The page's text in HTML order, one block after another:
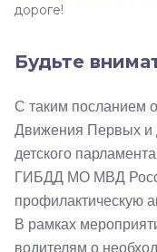
дороге!
Будьте
С таким посланием
Движения Первых и
детского
ГИБДД МО МВД
профилактическую
В рамках
водителям о